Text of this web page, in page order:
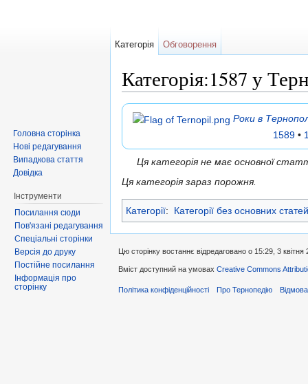
Категорія:1587 у
Роки в
1589 •
Ця категорія не має основної
Ця категорія зараз порожня.
Категорії: Категорії без основних статей
Категорія Обговорення
Головна сторінка
Нові редагування
Випадкова стаття
Довідка
Інструменти
Посилання сюди
Пов'язані редагування
Спеціальні сторінки
Версія до друку
Постійне посилання
Інформація про
сторінку
Цю сторінку востаннє відредаговано о 15:29, 3 квітня
Вміст доступний на умовах Creative Commons
Політика конфіденційності Про Тернопедію